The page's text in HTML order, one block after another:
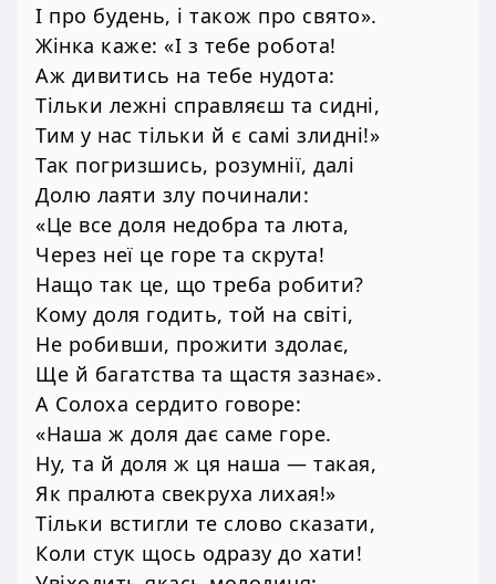
І про будень, і також про свято».
Жінка каже: «І з тебе робота!
Аж дивитись на тебе нудота:
Тільки лежні справляєш та сидні,
Тим у нас тільки й є самі злидні!»
Так погризшись, розумнії, далі
Долю лаяти злу починали:
«Це все доля недобра та люта,
Через неї це горе та скрута!
Нащо так це, що треба робити?
Кому доля годить, той на світі,
Не робивши, прожити здолає,
Ще й багатства та щастя зазнає».
А Солоха сердито говоре:
«Наша ж доля дає саме горе.
Ну, та й доля ж ця наша — такая,
Як пралюта свекруха лихая!»
Тільки встигли те слово сказати,
Коли стук щось одразу до хати!